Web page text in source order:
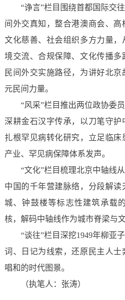
“诤言”栏目围绕首都国际交往
间外交真知，整合港澳商会、高
文化慈善、社会组织多方力量
境交流、合规保障、文化传播
民间外交实施路径，为讲好北
元民间力量。
“风采”栏目推出两位政协委员
深耕金石汉字传承，以刀笔守护
扎根罕见病转化研究，立足临
产业、罕见病保障体系发声。
“文化”栏目梳理北京中轴线从
中国的千年营建脉络，分段解
城、钟鼓楼等标志性建筑承载
核，解码中轴线作为城市脊梁与
“谈往”栏目深挖1949年柳亚子
词、日记为线索，还原民主人士
唱和的时代图景。
（执笔人：张涛）